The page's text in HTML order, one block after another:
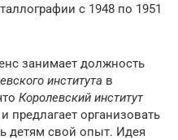
с 1948 по 1951
занимает должность
института в
Королевский институт
предлагает организовать
детям свой опыт. Идея